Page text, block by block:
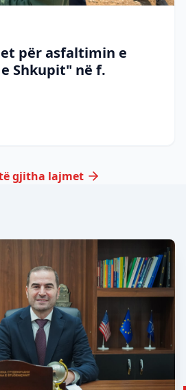
për asfaltimin e
Shkupit" në f.
gjitha lajmet